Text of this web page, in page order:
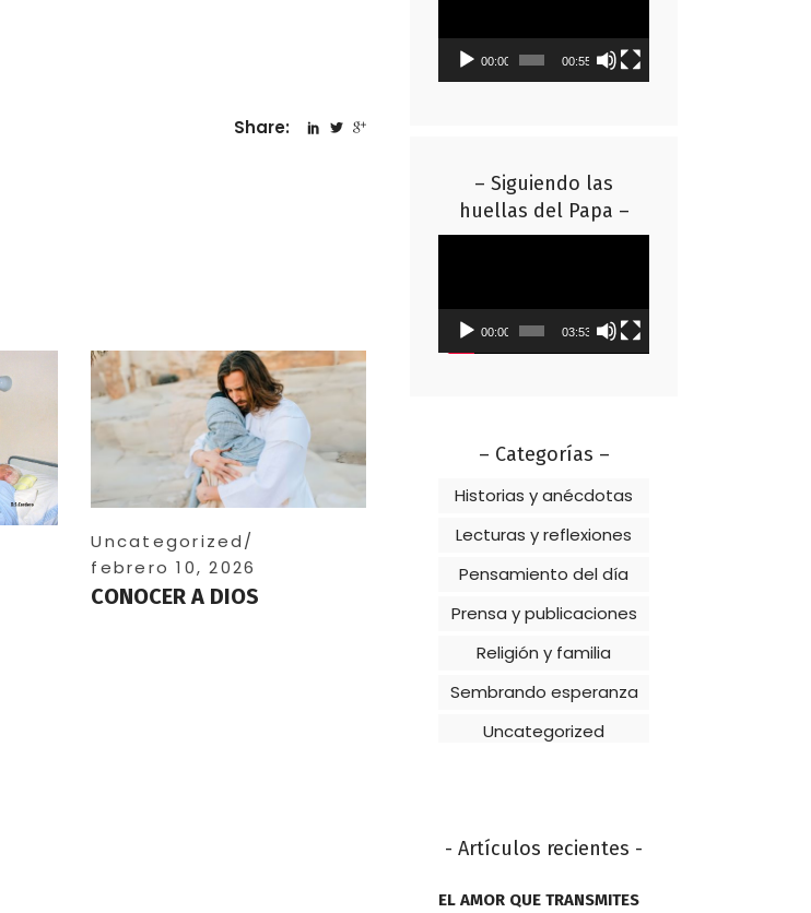
Share:
Uncategorized
febrero 10, 2026
CONOCER A DIOS
00:00 00:55
– Siguiendo las
huellas del Papa –
00:00 03:53
– Categorías –
Historias y anécdotas
Lecturas y reflexiones
Pensamiento del día
Prensa y publicaciones
Religión y familia
Sembrando esperanza
Uncategorized
- Artículos recientes -
EL AMOR QUE TRANSMITES